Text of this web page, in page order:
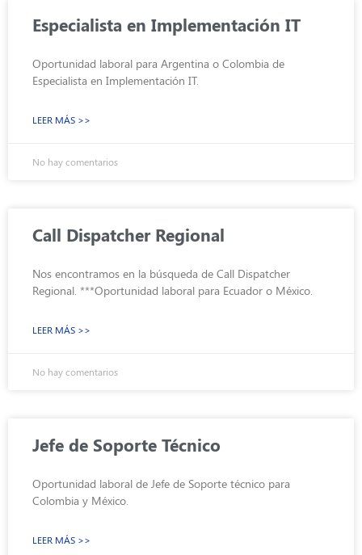
Especialista en Implementación IT
Oportunidad laboral para Argentina o Colombia de
Especialista en Implementación IT.
LEER MÁS >>
No hay comentarios
Call Dispatcher Regional
Nos encontramos en la búsqueda de Call Dispatcher
Regional. ***Oportunidad laboral para Ecuador o México.
LEER MÁS >>
No hay comentarios
Jefe de Soporte Técnico
Oportunidad laboral de Jefe de Soporte técnico para
Colombia y México.
LEER MÁS >>